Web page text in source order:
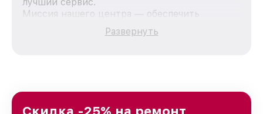
лучший сервис.
Миссия нашего центра — обеспечить
качественный и доступный ремонт для
каждого пользователя продукции LG, вне
Краснодаре, постоянно повышая уровень
Развернуть